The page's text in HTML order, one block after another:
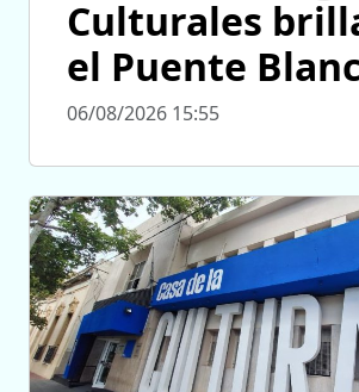
Culturales
el Puente
06/08/2026 15:55